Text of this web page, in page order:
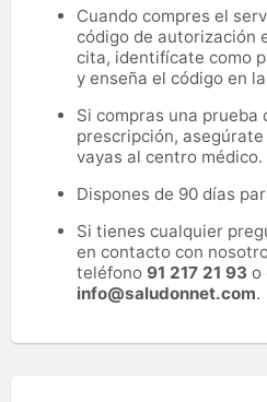
Cuando compres el
código de autorización
cita, identifícate como
y enseña el código en
Si compras una prueba
prescripción,
vayas al centro médico.
Dispones de 90 días
Si tienes cualquier
en contacto con
teléfono 91 217 21 93 o
info@saludonnet.com.